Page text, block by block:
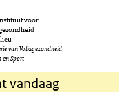
voor
van Volksgezondheid,
en Sport
vandaag